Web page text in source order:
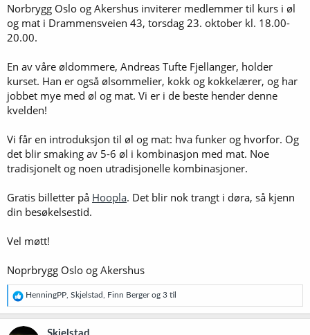
e
r
Norbrygg Oslo og Akershus inviterer medlemmer til kurs i øl
og mat i Drammensveien 43, torsdag 23. oktober kl. 18.00-
20.00.
En av våre øldommere, Andreas Tufte Fjellanger, holder
kurset. Han er også ølsommelier, kokk og kokkelærer, og har
jobbet mye med øl og mat. Vi er i de beste hender denne
kvelden!
Vi får en introduksjon til øl og mat: hva funker og hvorfor. Og
det blir smaking av 5-6 øl i kombinasjon med mat. Noe
tradisjonelt og noen utradisjonelle kombinasjoner.
Gratis billetter på Hoopla. Det blir nok trangt i døra, så kjenn
din besøkelsestid.
Vel møtt!
Noprbrygg Oslo og Akershus
R
e
a
k
HenningPP Skjelstad Finn Bergerog 3 til
Skjelstad